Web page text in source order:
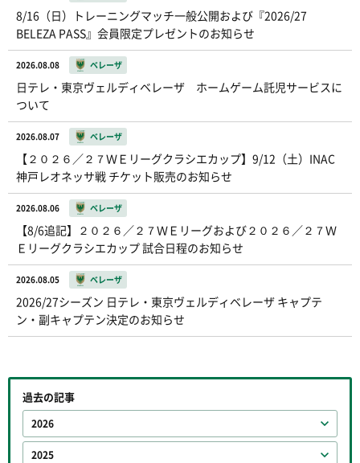
8/16（日）トレーニングマッチ一般公開および『2026/27
BELEZA PASS』会員限定プレゼントのお知らせ
2026.08.08 ベレーザ
日テレ・東京ヴェルディベレーザ ホームゲーム託児サービスに
ついて
2026.08.07 ベレーザ
【２０２６／２７ＷＥリーグクラシエカップ】9/12（土）INAC
神戸レオネッサ戦 チケット販売のお知らせ
2026.08.06 ベレーザ
【8/6追記】２０２６／２７ＷＥリーグおよび２０２６／２７Ｗ
Ｅリーグクラシエカップ 試合日程のお知らせ
2026.08.05 ベレーザ
2026/27シーズン 日テレ・東京ヴェルディベレーザ キャプテ
ン・副キャプテン決定のお知らせ
過去の記事
2026
2025